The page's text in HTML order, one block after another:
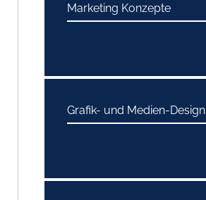
Marketing Konzepte
Grafik- und Medien-Design